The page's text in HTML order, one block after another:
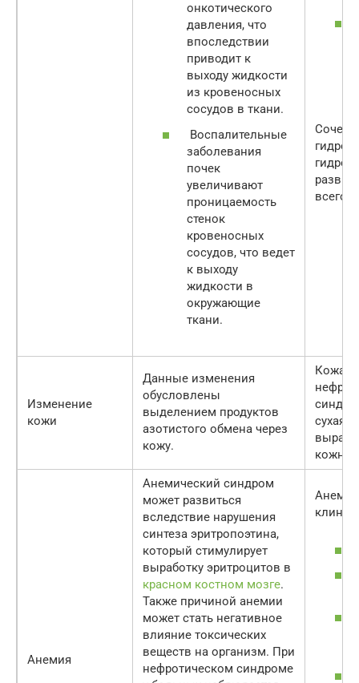
онкотического
давления, что
впоследствии
приводит к
выходу жидкости
из кровеносных
сосудов в ткани.
Воспалительные
заболевания
почек
увеличивают
проницаемость
стенок
кровеносных
сосудов, что ведет
к выходу
жидкости в
окружающие
ткани.
всего
Изменение
кожи
Данные изменения
обусловлены
выделением продуктов
азотистого обмена через
кожу.
Кожа у
сухая.
Анемия
Анемический синдром
может развиться
вследствие нарушения
синтеза эритропоэтина,
который стимулирует
выработку эритроцитов в
красном костном мозге.
Также причиной анемии
может стать негативное
влияние токсических
веществ на организм. При
нефротическом синдроме